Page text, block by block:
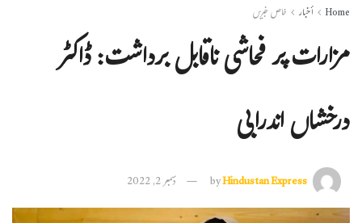
Home أخبار خاص خبریں
مزارات پر فحاشی ناقابل برداشت: ڈاکٹر
درخشاں اندرابی
byHindustan Express دسمبر 2, 2022